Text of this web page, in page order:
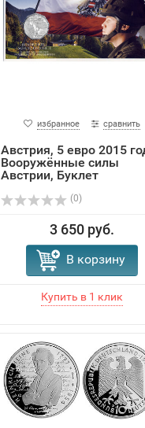
избранное сравнить
Австрия, 5 евро 2015
Вооружённые силы
Австрии, Буклет
(0)
3 650 руб.
В корзину